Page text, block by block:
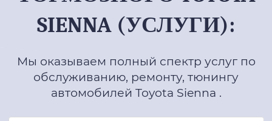
SIENNA (УСЛУГИ):
Мы оказываем полный спектр услуг по
обслуживанию, ремонту, тюнингу
автомобилей Toyota Sienna .